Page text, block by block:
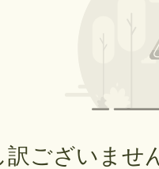
訳ございませ